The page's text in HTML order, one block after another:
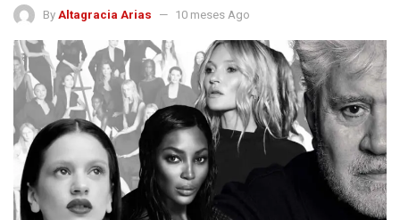
By Altagracia Arias 10 meses Ago